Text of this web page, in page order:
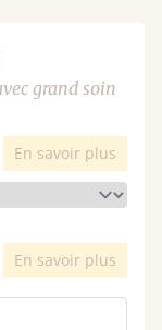
grand soin
En savoir plus
En savoir plus